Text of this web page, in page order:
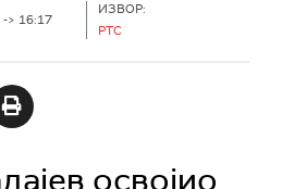
> 16:17
ИЗВОР:
РТС
освојио